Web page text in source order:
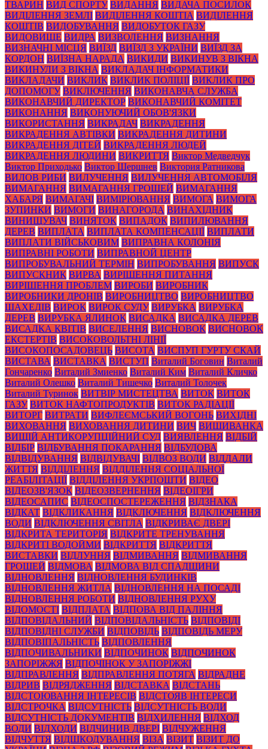
ТВАРИН ВИД СПОРТУ ВИДАННЯ ВИДАЧА ПОСИЛОК
ВИДІЛЕННЯ ЗЕМЛІ ВИДІЛЕННЯ КОШТІА ВИДІЛЕННЯ
КОШТІВ ВИДОБУВАННЯ ВИДОБУТОК ГАЗУ
ВИДОВИЩЕ ВИДРА ВИЗВОЛЕННЯ ВИЗНАННЯ
ВИЗНАЧНІ МІСЦЯ ВИЇЗД ВИЇЗД З УКРАЇНИ ВИЇЗД ЗА
КОРДОН ВИЇЗНА НАРАДА ВИКИДИ ВИКИНУВ З ВІКНА
ВИКИНУЛИ З ВІКНА ВИКЛАДАЧ ІНФОРМАТИКИ
ВИКЛАДАЧИ ВИКЛИК ВИКЛИК ПОЛІЦІЇ ВИКЛИК ПРО
ДОПОМОГУ ВИКЛЮЧЕННЯ ВИКОНАВЧА СЛУЖБА
ВИКОНАВЧИЙ ДИРЕКТОР ВИКОНАВЧИЙ КОМІТЕТ
ВИКОНАННЯ ВИКОНУЮЧИЙ ОБОВ'ЯЗКИ
ВИКОРИСТАННЯ ВИКРАДАЧ ВИКРАДЕННЯ
ВИКРАДЕННЯ АВТІВКИ ВИКРАДЕННЯ ДИТИНИ
ВИКРАДЕННЯ ДІТЕЙ ВИКРАДЕННЯ ЛЮДЕЙ
ВИКРАДЕННЯ ЛЮДИНИ ВИКРИТТЯ Виктор Медведчук
Виктор Приходько Виктор Шершнев Виктория Ратникова
ВИЛОВ РИБИ ВИЛУЧЕННЯ ВИЛУЧЕННЯ АВТОМОБІЛЯ
ВИМАГАННЯ ВИМАГАННЯ ГРОШЕЙ ВИМАГАННЯ
ХАБАРЯ ВИМАГАЧІ ВИМІРЮВАННЯ ВИМОГА ВИМОГА
ЗУПИНКИ ВИМОГИ ВИНАГОРОДА ВИНАХІДНИК
ВИНИЩУВАЧ ВИНЯТОК ВИПАДОК ВИПИЛЮВАННЯ
ДЕРЕВ ВИПЛАТА ВИПЛАТА КОМПЕНСАЦІЇ ВИПЛАТИ
ВИПЛАТИ ВІЙСЬКОВИМ ВИПРАВНА КОЛОНІЯ
ВИПРАВНІ РОБОТИ ВИПРАВНОЙ ЦЕНТР
ВИПРОБУВАЛЬНИЙ ТЕРМІН ВИПРОБУВАННЯ ВИПУСК
ВИПУСКНИК ВИРВА ВИРІШЕННЯ ПИТАННЯ
ВИРІШЕННЯ ПРОБЛЕМ ВИРОБИ ВИРОБНИК
ВИРОБНИКИ ДРОНІВ ВИРОБНИЦТВО ВИРОБНИЦТВО
ШАХЕДІВ ВИРОК ВИРОК СУДУ ВИРУБКА ВИРУБКА
ДЕРЕВ ВИРУБКА ЯЛИНОК ВИСАДКА ВИСАДКА ДЕРЕВ
ВИСАДКА КВІТІВ ВИСЕЛЕННЯ ВИСНОВОК ВИСНОВОК
ЕКСТЕРТІВ ВИСОКОВОЛЬТНІ ЛІНІЇ
ВИСОКОПОСАДОВЕЦЬ ВИСОТА ВИСПУП ГУРТУ СКАЙ
ВИСТАВА ВИСТАВКА ВИСТУП Виталий Боговин Виталий
Гончаренко Виталий Змиенко Виталий Ким Виталий Кличко
Виталий Олешко Виталий Тишечко Виталий Толочек
Виталий Туринок ВИТВІР МИСТЕЦТВА ВИТОК ВИТОК
ГАЗУ ВИТОК НАФТОПРОДУКТІВ ВИТОК РАДІАЦІЇ
ВИТОРГ ВИТРАТИ ВИФЛЕЄМСЬКИЙ ВОГОНЬ ВИХІДНІ
ВИХОВАННЯ ВИХОВАННЯ ДИТИНИ ВИЧ ВИШИВАНКА
ВИЩІЙ АНТИКОРУПЦІЙНИЙ СУД ВИЯВЛЕННЯ ВІДБІЙ
ВІДБІР ВІДБУВАННЯ ПОКАРАННЯ ВІДБУДОВА
ВІДВІДУВАННЯ ВІДВІДУВАЧІ ВІДВОЗ ВОДИ ВІДДАЛИ
ЖИТТЯ ВІДДІЛЕННЯ ВІДДІЛЕННЯ СОЦІАЛЬНОЇ
РЕАБІЛІТАЦІЇ ВІДДІЛЕННЯ УКРПОШТИ ВІДЕО
ВІДЕОЗВ'ЯЗОК ВІДЕОЗВЕРНЕННЯ ВІДЕОІГРИ
ВІДЕОСАПИС ВІДЕОСПОСТЕРЕЖЕННЯ ВІДЗНАКА
ВІДКАТ ВІДКЛИКАННЯ ВІДКЛЮЧЕННЯ ВІДКЛЮЧЕННЯ
ВОДИ ВІДКЛЮЧЕННЯ СВІТЛА ВІДКРИВАЄ ДВЕРІ
ВІДКРИТА ТЕРИТОРІЯ ВІДКРИТЕ ТРЕНУВАННЯ
ВІДКРИТІ ВОДОЙМИ ВІДКРИТТЯ ВІДКРИТТЯ
ВИСТАВКИ ВІДЛУННЯ ВІДМИВАННЯ ВІДМИВАННЯ
ГРОШЕЙ ВІДМОВА ВІДМОВА ВІД СПАДЩИНИ
ВІДНОВЛЕННЯ ВІДНОВЛЕННЯ БУДИНКІВ
ВІДНОВЛЕННЯ ЖИТЛА ВІДНОВЛЕННЯ НА ПОСАДІ
ВІДНОВЛЕННЯ РОБОТИ ВІДНОВЛЕННЯ РУХУ
ВІДОМОСТІ ВІДПЛАТА ВІДПОВА ВІД ПАЛІННЯ
ВІДПОВІДАЛЬНИЙ ВІДПОВІДАЛЬНІСТЬ ВІДПОВІДІ
ВІДПОВІДНІ СЛУЖБИ ВІДПОВІДЬ ВІДПОВІДЬ МЕРУ
ВІДПОВІПАЛЬНІСТЬ ВІДПОВЛЕННЯ
ВІДПОЧИВАЛЬНИКИ ВІДПОЧИНОК ВІДПОЧИНОК
ЗАПОРІЖЖЯ ВІДПОЧІНОК У ЗАПОРІЖЖІ
ВІДПРАВЛЕННЯ ВІДПРАВЛЕННЯ ПОТЯГА ВІДРАДНЕ
ВІДРИВ ВІДРЯДЖЕННЯ ВІДСТАВКА ВІДСТАНЬ
ВІДСТОЮВАННЯ ІНТЕРЕСІВ ВІДСТОЯВ ІНТЕРЕСИ
ВІДСТРОЧКА ВІДСУТНІСТЬ ВІДСУТНІСТЬ ВОДИ
ВІДСУТНІСТЬ ДОКУМЕНТІВ ВІДХИЛЕННЯ ВІДХОД
ВОДИ ВІДХОДИ ВІДЧИНИВ ДВЕРІ ВІДЧУЖЕННЯ
ВІДЧУТТЯ ВІДШКОДУВАННЯ ВІЗА ВІЗИТ ВІЗИТ ДО